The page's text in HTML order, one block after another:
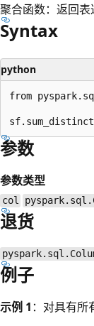
聚合函数：返回表
Syntax
python
from
参数
参数类型
col
退货
例子
示例 1 ：对具有